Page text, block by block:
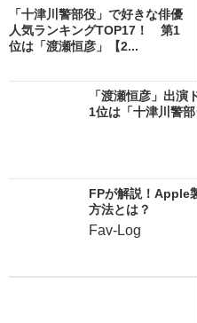
「十津川警部役」で好きな俳優
人気ランキングTOP17！ 第1
位は「渡瀬恒彦」【2...
「渡瀬恒彦」出
1位は「十津川警
FPが解説！Apple
方法とは？
Fav-Log